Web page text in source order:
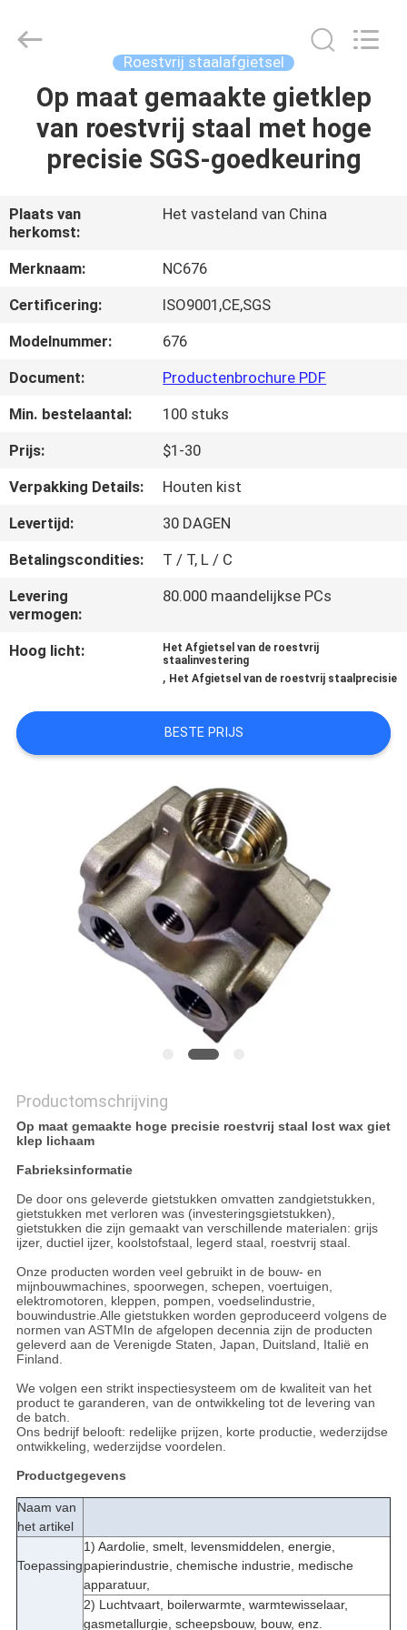
HUIS
PRODUCTEN
VIDEO'S
OVER
ONS
KWALITEITSCONTROLE
NEEM
MET
ONS
OP
NIEUWS
VRAAG
EEN
SITEMAP
PRIVACYBELEID
CO.,LTD.
Roestvrij staalafgietsel
Op maat gemaakte gietklep
van roestvrij staal met hoge
precisie SGS-goedkeuring
Plaats van
herkomst:
Het vasteland van China
Merknaam:
NC676
Certificering:
ISO9001,CE,SGS
Modelnummer:
676
Document:
Productenbrochure PDF
Min. bestelaantal:
100 stuks
Prijs:
$1-30
Verpakking Details:
Houten kist
Levertijd:
30 DAGEN
Betalingscondities:
T / T, L / C
Levering
vermogen:
80.000 maandelijkse PCs
Hoog licht:
Het Afgietsel van de roestvrij
staalinvestering
, Het Afgietsel van de roestvrij staalprecisie
BESTE PRIJS
Productomschrijving
Op maat gemaakte hoge precisie roestvrij staal lost wax giet
klep lichaam
Fabrieksinformatie
De door ons geleverde gietstukken omvatten zandgietstukken,
gietstukken met verloren was (investeringsgietstukken),
gietstukken die zijn gemaakt van verschillende materialen: grijs
ijzer, ductiel ijzer, koolstofstaal, legerd staal, roestvrij staal.
Onze producten worden veel gebruikt in de bouw- en
mijnbouwmachines, spoorwegen, schepen, voertuigen,
elektromotoren, kleppen, pompen, voedselindustrie,
bouwindustrie.Alle gietstukken worden geproduceerd volgens de
normen van ASTMIn de afgelopen decennia zijn de producten
geleverd aan de Verenigde Staten, Japan, Duitsland, Italië en
Finland.
We volgen een strikt inspectiesysteem om de kwaliteit van het
product te garanderen, van de ontwikkeling tot de levering van
de batch.
Ons bedrijf belooft: redelijke prijzen, korte productie, wederzijdse
ontwikkeling, wederzijdse voordelen.
Productgegevens
Naam van
het artikel
Toepassing
1) Aardolie, smelt, levensmiddelen, energie,
papierindustrie, chemische industrie, medische
apparatuur,
2) Luchtvaart, boilerwarmte, warmtewisselaar,
gasmetallurgie, scheepsbouw, bouw, enz.